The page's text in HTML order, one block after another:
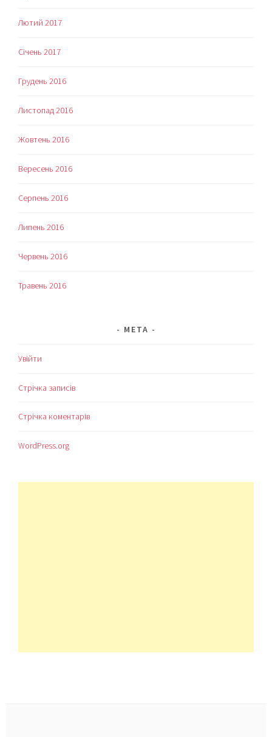
Лютий 2017
Січень 2017
Грудень 2016
Листопад 2016
Жовтень 2016
Вересень 2016
Серпень 2016
Липень 2016
Червень 2016
Травень 2016
МЕТА
Увійти
Стрічка записів
Стрічка коментарів
WordPress.org